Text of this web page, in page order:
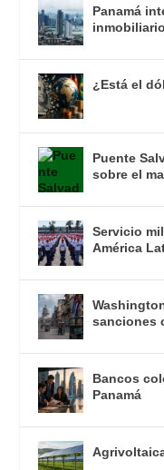
Panamá
¿Está el
Puente
sobre el
Servicio
América
sanciones
Bancos
Panamá